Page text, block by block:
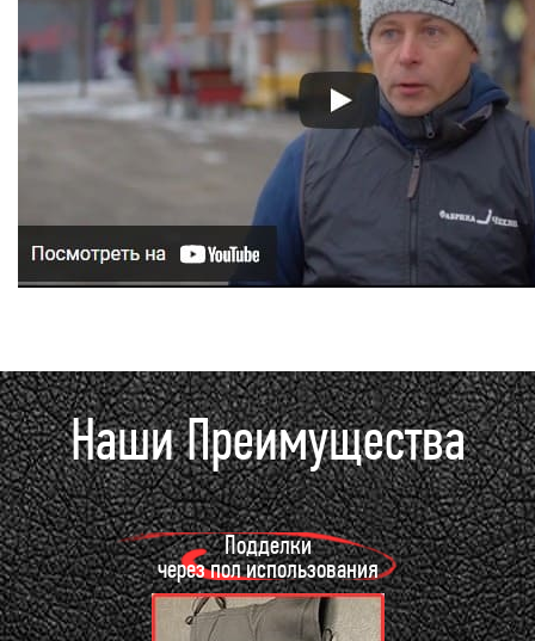
Наши Преимущества
Подделки
через пол использования